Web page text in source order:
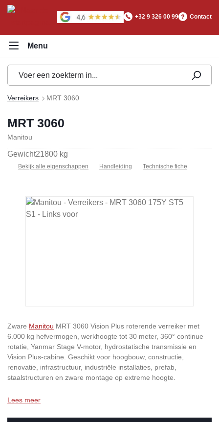
+32 9 326 00 99 Contact
Verreikers MRT 3060
MRT 3060
Manitou
Gewicht21800 kg
Bekijk alle eigenschappen Handleiding Technische fiche
Afbeeldingengalerij overslaan
Zware Manitou MRT 3060 Vision Plus roterende verreiker met
6.000 kg hefvermogen, werkhoogte tot 30 meter, 360° continue
rotatie, Yanmar Stage V-motor, hydrostatische transmissie en
Vision Plus-cabine. Geschikt voor hoogbouw, constructie,
renovatie, infrastructuur, industriële installaties, prefab,
staalstructuren en zware montage op extreme hoogte.
Lees meer